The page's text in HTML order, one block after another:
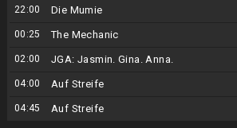
22:00 Die Mumie
00:25 The Mechanic
02:00 JGA: Jasmin. Gina. Anna.
04:00 Auf Streife
04:45 Auf Streife